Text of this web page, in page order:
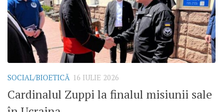
SOCIAL/BIOETICĂ 16 IULIE 2026
Cardinalul Zuppi la finalul misiunii sale